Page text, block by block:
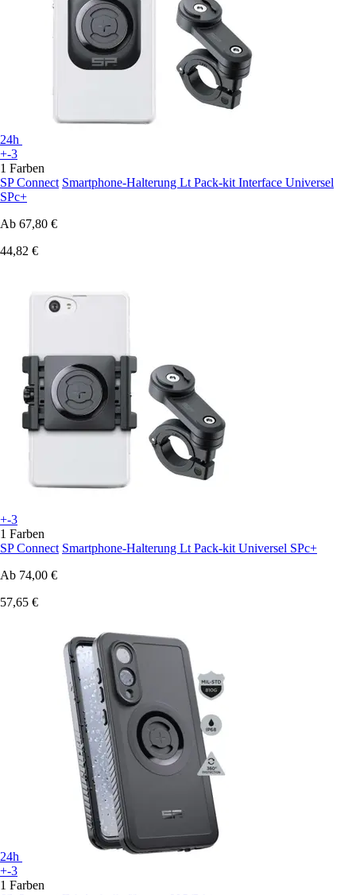
24h
+-3
1 Farben
SP Connect Smartphone-Halterung Lt Pack-kit Interface Universel
SPc+
Ab 67,80 €
44,82 €
+-3
1 Farben
SP Connect Smartphone-Halterung Lt Pack-kit Universel SPc+
Ab 74,00 €
57,65 €
24h
+-3
1 Farben